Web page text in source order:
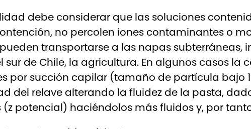
debe considerar que las soluciones
no percolen iones contaminantes o
transportarse a las napas
sur de Chile, la agricultura. En algunos casos
por succión capilar (tamaño de partícula bajo
del relave alterando la fluidez de la pasta,
potencial) haciéndolos más fluidos y, por